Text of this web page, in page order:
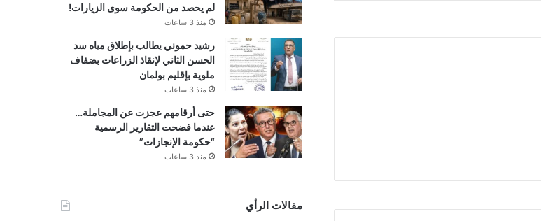
لم يحصد من الحكومة سوى الزيارات!
منذ 3 ساعات
رشيد حموني يطالب بإطلاق مياه سد
الحسن الثاني لإنقاذ الزراعات بضفاف
ملوية بإقليم بولمان
منذ 3 ساعات
حتى أرقامهم عجزت عن المجاملة…
عندما فضحت التقارير الرسمية
“حكومة الإنجازات”
منذ 3 ساعات
مقالات الرأي